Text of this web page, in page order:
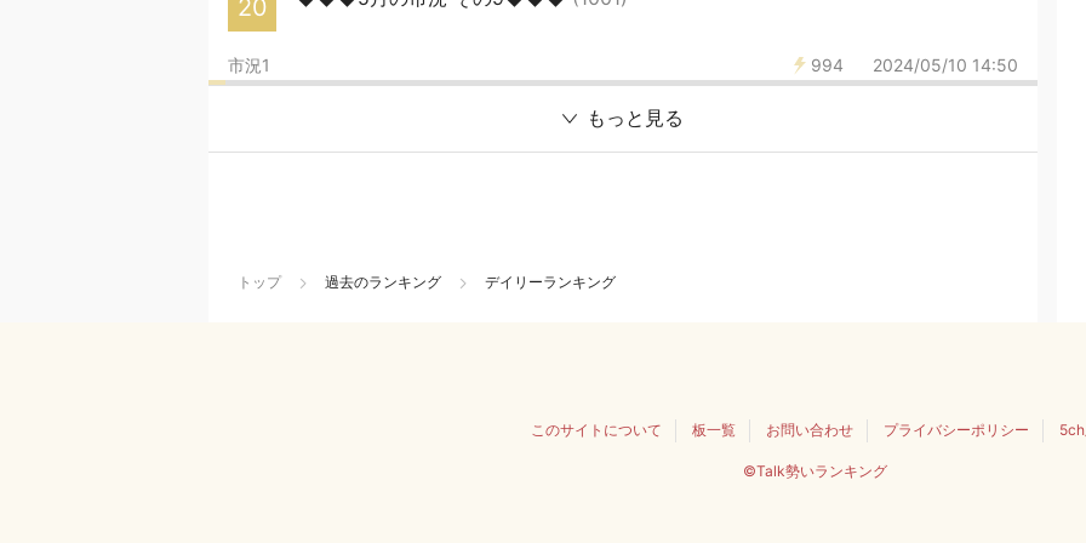
20
994 2024/05/10 14:50
市況1
もっと見る
トップ 過去のランキング デイリーランキング
このサイトについて 板一覧 お問い合わせ プライバシーポリシー
©Talk勢いランキング